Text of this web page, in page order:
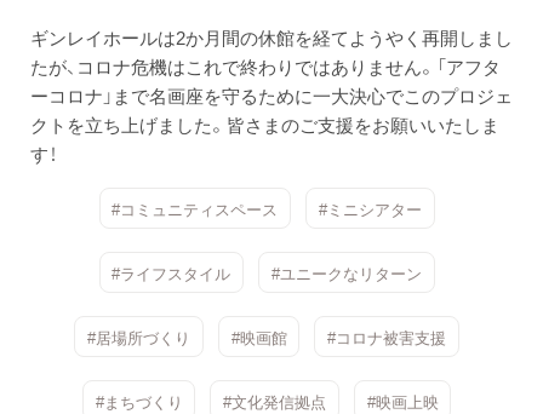
ギンレイホールは2か月間の休館を経てようやく再開しまし
たが、コロナ危機はこれで終わりではありません。「アフタ
ーコロナ」まで名画座を守るために一大決心でこのプロジェ
クトを立ち上げました。皆さまのご支援をお願いいたしま
す！
#コミュニティスペース #ミニシアター
#ライフスタイル #ユニークなリターン
#居場所づくり #映画館 #コロナ被害支援
#まちづくり #文化発信拠点 #映画上映